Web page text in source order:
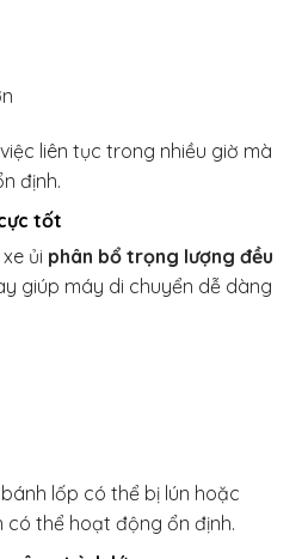
liên tục trong nhiều giờ mà
định.
tốt
ủi phân bổ trọng lượng đều
giúp máy di chuyển dễ dàng
lốp có thể bị lún hoặc
có thể hoạt động ổn định.